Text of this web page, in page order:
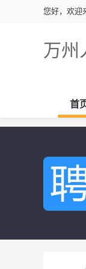
您好，欢迎
万州
首